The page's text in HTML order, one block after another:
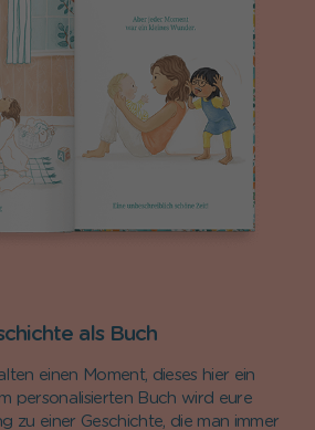
als Buch
einen Moment, dieses hier ein
personalisierten Buch wird eure
zu einer Geschichte, die man immer